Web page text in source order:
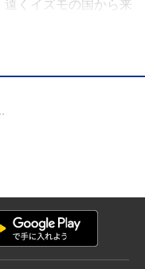
くイズモの国から来
われる身だった彼女
に。逃亡生活に疲れ
真だが、初めての女
の日々の始まりで!?